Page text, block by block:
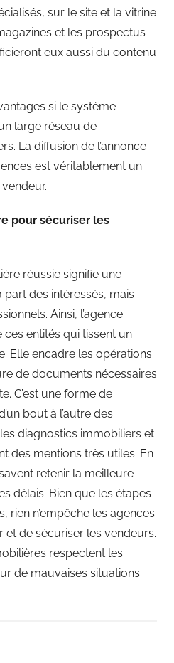
sur le site et la vitrine
et les prospectus
eux aussi du contenu
si le système
large réseau de
La diffusion de l’annonce
est véritablement un
pour sécuriser les
réussie signifie une
des intéressés, mais
Ainsi, l’agence
entités qui tissent un
Elle encadre les opérations
de documents nécessaires
C’est une forme de
bout à l’autre des
diagnostics immobiliers et
des mentions très utiles. En
retenir la meilleure
délais. Bien que les étapes
rien n’empêche les agences
et de sécuriser les vendeurs.
respectent les
de mauvaises situations